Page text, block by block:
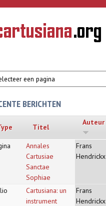
de inhoud gaan
Geschiedenis
de
BERICHTEN
Titel
Auteur
Annales
Cartusiae
Sanctae
Sophiae
Frans
Hendrickx
Cartusiana: un
instrument
Frans
Hendrickx